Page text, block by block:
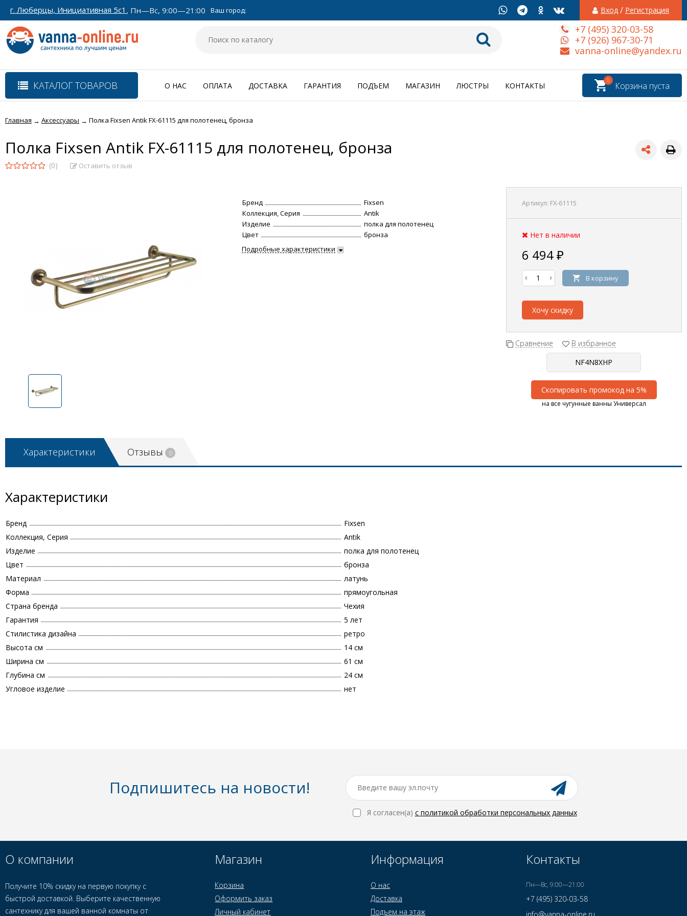
г. Люберцы, Инициативная 5с1 , Пн—Вс, 9:00—21:00 Ваш город: Вход / Регистрация
+7 (495) 320-03-58
+7 (926) 967-30-71
vanna-online@yandex.ru
КАТАЛОГ ТОВАРОВ Корзина пуста
0
О НАС ОПЛАТА ДОСТАВКА ГАРАНТИЯ ПОДЪЕМ МАГАЗИН ЛЮСТРЫ КОНТАКТЫ
Главная → Аксессуары → Полка Fixsen Antik FX-61115 для полотенец, бронза
Полка Fixsen Antik FX-61115 для полотенец, бронза
(0) Оставить отзыв
Артикул: FX-61115
Нет в наличии
6 494₽
В корзину
Хочу скидку
Сравнение В избранное
Скопировать промокод на 5%
на все чугунные ванны Универсал
Бренд
Fixsen
Коллекция, Серия
Antik
Изделие
полка для полотенец
Цвет
бронза
Подробные характеристики
Характеристики Отзывы 0
Характеристики
Бренд
Fixsen
Коллекция, Серия
Antik
Изделие
полка для полотенец
Цвет
бронза
Материал
латунь
Форма
прямоугольная
Страна бренда
Чехия
Гарантия
5 лет
Стилистика дизайна
ретро
Высота см
14 см
Ширина см
61 см
Глубина см
24 см
Угловое изделие
нет
Подпишитесь на новости!
Я согласен(a) с политикой обработки персональных данных
О компании
Получите 10% скидку на первую покупку с
быстрой доставкой. Выберите качественную
сантехнику для вашей ванной комнаты от
Магазин
Корзина
Оформить заказ
Личный кабинет
Информация
О нас
Доставка
Подъем на этаж
Контакты
Пн—Вс, 9:00—21:00
+7 (495) 320-03-58